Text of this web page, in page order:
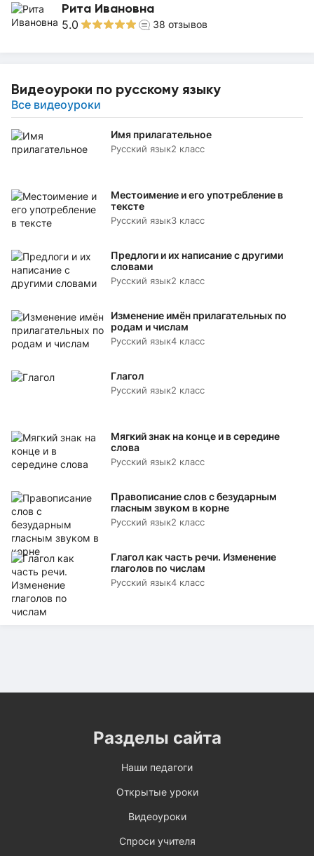
Рита Ивановна
5.0 38 отзывов
Видеоуроки по русскому языку
Все видеоуроки
Имя прилагательное
Русский язык2 класс
Местоимение и его употребление в
тексте
Русский язык3 класс
Предлоги и их написание с другими
словами
Русский язык2 класс
Изменение имён прилагательных по
родам и числам
Русский язык4 класс
Глагол
Русский язык2 класс
Мягкий знак на конце и в середине
слова
Русский язык2 класс
Правописание слов с безударным
гласным звуком в корне
Русский язык2 класс
Глагол как часть речи. Изменение
глаголов по числам
Русский язык4 класс
Разделы сайта
Наши педагоги
Открытые уроки
Видеоуроки
Спроси учителя